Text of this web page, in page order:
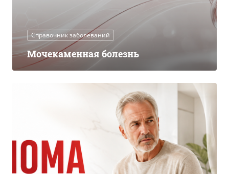
Справочник заболеваний
Мочекаменная болезнь